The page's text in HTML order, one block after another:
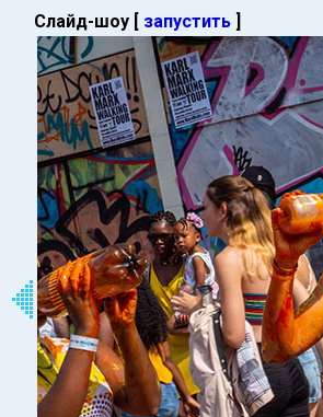
Слайд-шоу [ запустить ]